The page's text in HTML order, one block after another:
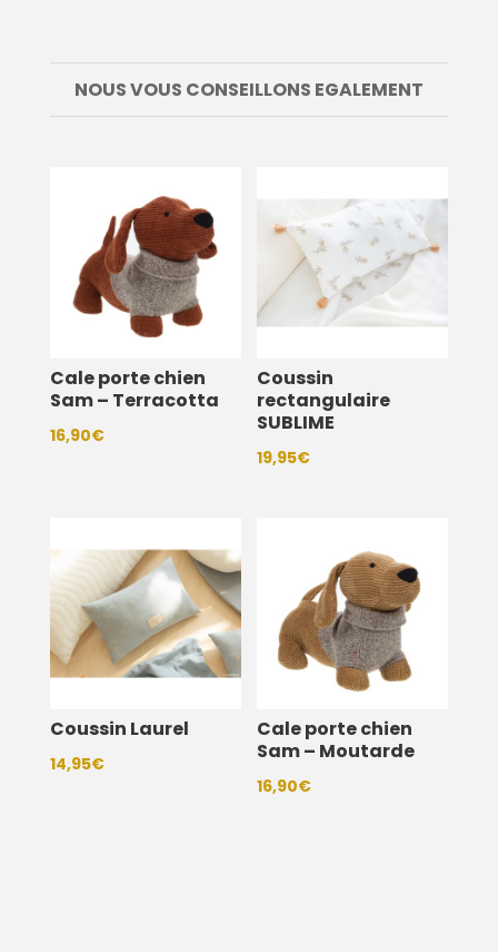
NOUS VOUS CONSEILLONS EGALEMENT
Cale porte chien
Sam – Terracotta
16,90€
Coussin
rectangulaire
SUBLIME
19,95€
Coussin Laurel
14,95€
Cale porte chien
Sam – Moutarde
16,90€